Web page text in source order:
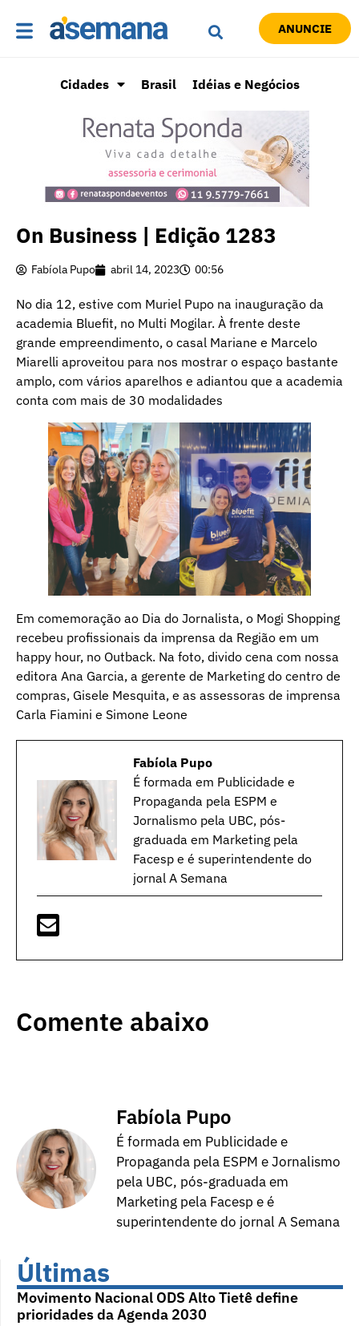
ANUNCIE
Cidades Brasil Idéias e Negócios
On Business | Edição 1283
Fabíola Pupo abril 14, 2023 00:56
No dia 12, estive com Muriel Pupo na inauguração da
academia Bluefit, no Multi Mogilar. À frente deste
grande empreendimento, o casal Mariane e Marcelo
Miarelli aproveitou para nos mostrar o espaço bastante
amplo, com vários aparelhos e adiantou que a academia
conta com mais de 30 modalidades
Em comemoração ao Dia do Jornalista, o Mogi Shopping
recebeu profissionais da imprensa da Região em um
happy hour, no Outback. Na foto, divido cena com nossa
editora Ana Garcia, a gerente de Marketing do centro de
compras, Gisele Mesquita, e as assessoras de imprensa
Carla Fiamini e Simone Leone
Fabíola Pupo
É formada em Publicidade e
Propaganda pela ESPM e
Jornalismo pela UBC, pós-
graduada em Marketing pela
Facesp e é superintendente do
jornal A Semana
Comente abaixo
Fabíola Pupo
É formada em Publicidade e
Propaganda pela ESPM e Jornalismo
pela UBC, pós-graduada em
Marketing pela Facesp e é
superintendente do jornal A Semana
Últimas
Movimento Nacional ODS Alto Tietê define
prioridades da Agenda 2030